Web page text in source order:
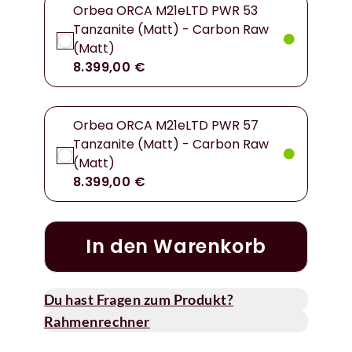
Orbea ORCA M21eLTD PWR 53
Tanzanite (Matt) - Carbon Raw
(Matt)
8.399,00 €
Orbea ORCA M21eLTD PWR 57
Tanzanite (Matt) - Carbon Raw
(Matt)
8.399,00 €
In den Warenkorb
Du hast Fragen zum Produkt?
Rahmenrechner